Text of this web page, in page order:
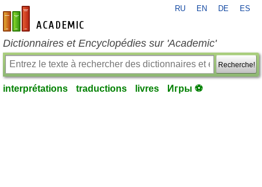
fr-academic.com
RU EN DE ES
Dictionnaires et Encyclopédies sur 'Academic'
Recherche!
interprétations traductions livres Игры ⚽